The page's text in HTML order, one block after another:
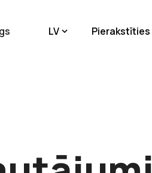
LV Pierakstīties